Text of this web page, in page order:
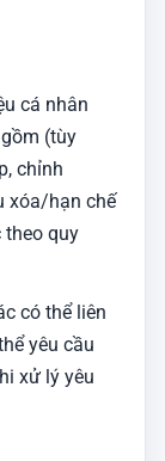
cá nhân
(tùy
chỉnh
xóa/hạn chế
theo quy
có thể liên
yêu cầu
xử lý yêu